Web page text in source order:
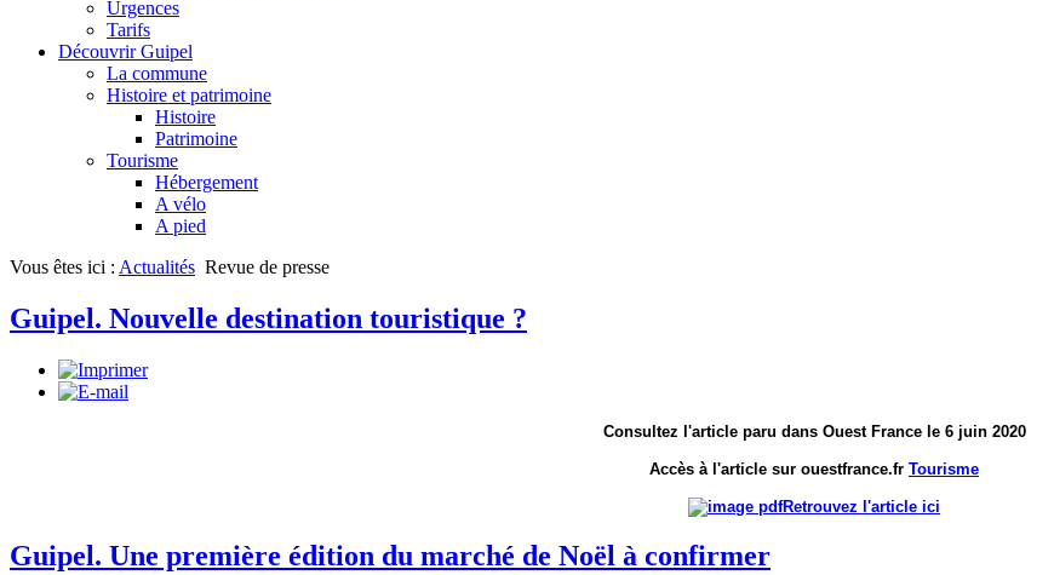
Urgences
Tarifs
Découvrir Guipel
La commune
Histoire et patrimoine
Histoire
Patrimoine
Tourisme
Hébergement
A vélo
A pied
Vous êtes ici : Actualités Revue de presse
Guipel. Nouvelle destination touristique ?
Consultez l'article paru dans Ouest France le 6 juin 2020
Accès à l'article sur ouestfrance.fr Tourisme
Retrouvez l'article ici
Guipel. Une première édition du marché de Noël à confirmer